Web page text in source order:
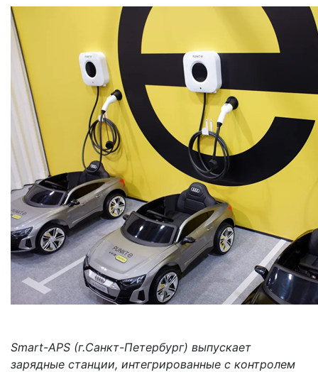
Smart-APS (г.Санкт-Петербург) выпускает
зарядные станции, интегрированные с контролем